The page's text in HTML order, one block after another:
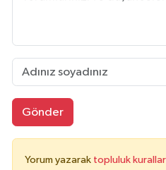
Gönder
Yorum yazarak topluluk